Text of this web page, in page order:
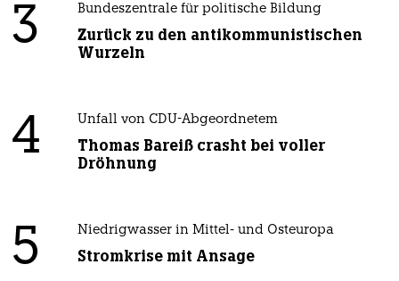
3 Bundeszentrale für politische Bildung
Zurück zu den antikommunistischen
Wurzeln
4 Unfall von CDU-Abgeordnetem
Thomas Bareiß crasht bei voller
Dröhnung
5 Niedrigwasser in Mittel- und Osteuropa
Stromkrise mit Ansage